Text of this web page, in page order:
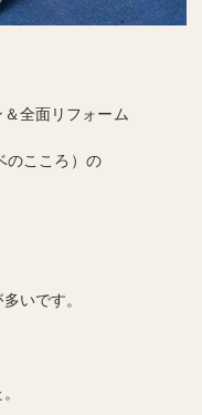
全面リフォーム
のこころ）の
いです。